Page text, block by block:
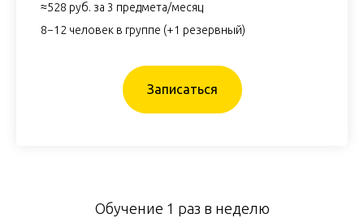
≈528 руб. за 3 предмета/месяц
8−12 человек в группе (+1 резервный)
Записаться
Обучение 1 раз в неделю